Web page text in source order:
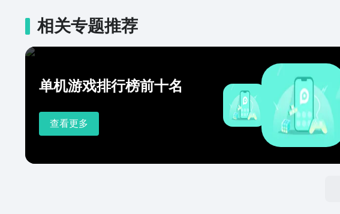
相关专题推荐
单机游戏排行榜前十名
查看更多